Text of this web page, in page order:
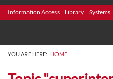
Information Access Library Systems
YOU ARE HERE: HOME